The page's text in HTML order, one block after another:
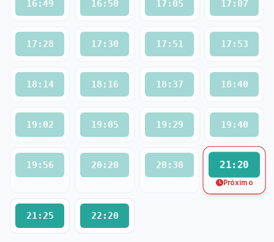
16:49 16:50 17:05 17:07
17:28 17:30 17:51 17:53
18:14 18:16 18:37 18:40
19:02 19:05 19:29 19:40
19:56 20:20 20:30 21:20
Próximo
21:25 22:20